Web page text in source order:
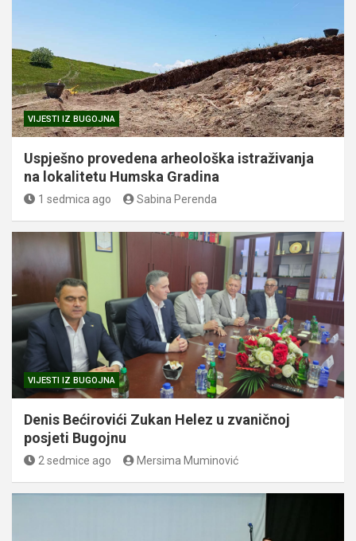
VIJESTI IZ BUGOJNA
Uspješno provedena arheološka istraživanja
na lokalitetu Humska Gradina
1 sedmica ago Sabina Perenda
VIJESTI IZ BUGOJNA
Denis Bećirovići Zukan Helez u zvaničnoj
posjeti Bugojnu
2 sedmice ago Mersima Muminović